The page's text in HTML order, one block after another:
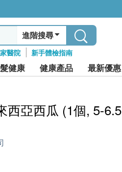
進階搜尋
醫院 新手體檢指南
健康 健康產品 最新優惠
西亞西瓜 (1個, 5-6.5